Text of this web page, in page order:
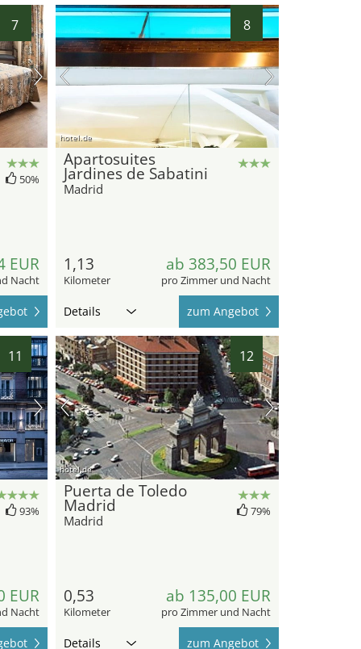
7
50%
EUR
Nacht
8
hotel.de
Apartosuites
Jardines de Sabatini
Madrid
1,13
Kilometer
ab 383,50 EUR
pro Zimmer und Nacht
Details zum Angebot
11
93%
EUR
Nacht
12
hotel.de
Puerta de Toledo
Madrid
Madrid
79%
0,53
Kilometer
ab 135,00 EUR
pro Zimmer und Nacht
Details zum Angebot